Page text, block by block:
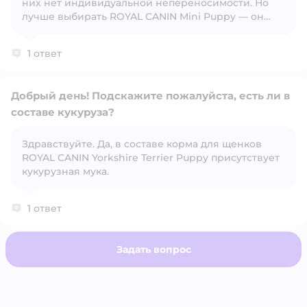
Открыть вопрос
них нет индивидуальной непереносимости. Но
лучше выбирать ROYAL CANIN Mini Puppy — он
1 ответ
Открыть вопрос
Добрый день! Подскажите пожалуйста, есть ли в
составе кукуруза?
​Здравствуйте. Да, в составе корма для щенков
ROYAL CANIN Yorkshire Terrier Puppy присутствует
кукурузная мука.
1 ответ
Задать вопрос